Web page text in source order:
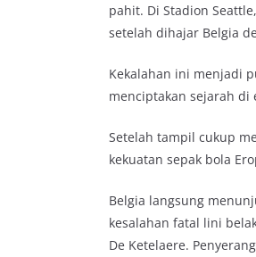
pahit. Di Stadion
setelah dihajar Belgia
Kekalahan ini menjadi
menciptakan sejarah di
Setelah tampil cukup
kekuatan sepak bola
Belgia langsung
kesalahan fatal lini
De Ketelaere.